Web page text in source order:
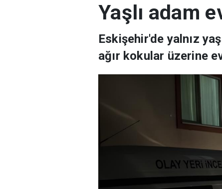
Yaşlı adam
Eskişehir'de yalnız
ağır kokular üzerine